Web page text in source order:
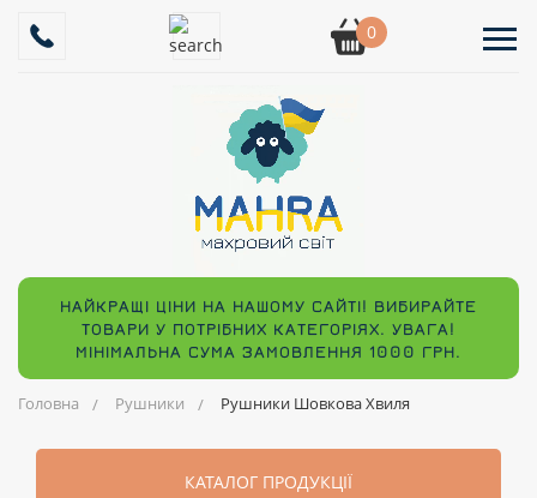
0
НАЙКРАЩІ ЦІНИ НА НАШОМУ САЙТІ! ВИБИРАЙТЕ
ТОВАРИ У ПОТРІБНИХ КАТЕГОРІЯХ. УВАГА!
МІНІМАЛЬНА СУМА ЗАМОВЛЕННЯ 1000 ГРН.
Головна Рушники Рушники Шовкова Хвиля
КАТАЛОГ ПРОДУКЦІЇ